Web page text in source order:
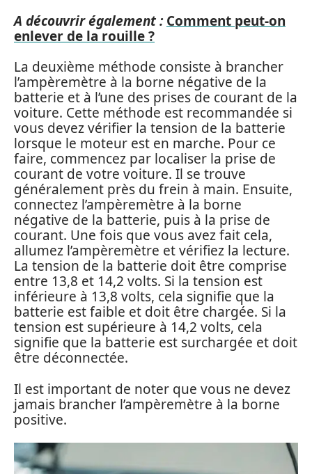
A découvrir également : Comment peut-on
enlever de la rouille ?
La deuxième méthode consiste à brancher
l’ampèremètre à la borne négative de la
batterie et à l’une des prises de courant de la
voiture. Cette méthode est recommandée si
vous devez vérifier la tension de la batterie
lorsque le moteur est en marche. Pour ce
faire, commencez par localiser la prise de
courant de votre voiture. Il se trouve
généralement près du frein à main. Ensuite,
connectez l’ampèremètre à la borne
négative de la batterie, puis à la prise de
courant. Une fois que vous avez fait cela,
allumez l’ampèremètre et vérifiez la lecture.
La tension de la batterie doit être comprise
entre 13,8 et 14,2 volts. Si la tension est
inférieure à 13,8 volts, cela signifie que la
batterie est faible et doit être chargée. Si la
tension est supérieure à 14,2 volts, cela
signifie que la batterie est surchargée et doit
être déconnectée.
Il est important de noter que vous ne devez
jamais brancher l’ampèremètre à la borne
positive.